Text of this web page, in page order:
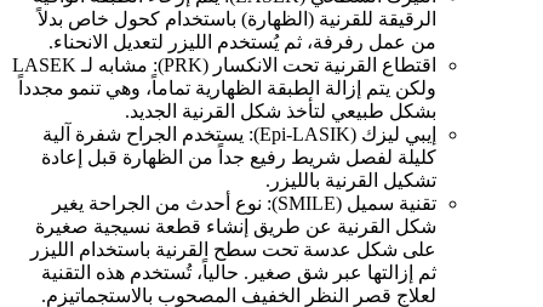
الرقيقة للقرنية (الظهارة) باستخدام كحول خاص بدلاً
من عمل رفرفة، ثم يُستخدم الليزر لتعديل الانحناء.
اقتطاع القرنية تحت الانكسار (PRK): مشابه لـ LASEK
ولكن يتم إزالة الطبقة الظهارية تماماً، وهي تنمو مجدداً
بشكل طبيعي لتأخذ شكل القرنية الجديد.
إيبي ليزك (Epi-LASIK): يستخدم الجراح شفرة آلية
كليلة لفصل شريط رفيع جداً من الظهارة قبل إعادة
تشكيل القرنية بالليزر.
تقنية سميل (SMILE): نوع أحدث من الجراحة يغير
شكل القرنية عن طريق إنشاء قطعة نسيجية صغيرة
على شكل عدسة تحت سطح القرنية باستخدام الليزر
ثم إزالتها عبر شق صغير. حالياً، تُستخدم هذه التقنية
لعلاج قصر النظر الخفيف المصحوب بالاستجماتيزم.